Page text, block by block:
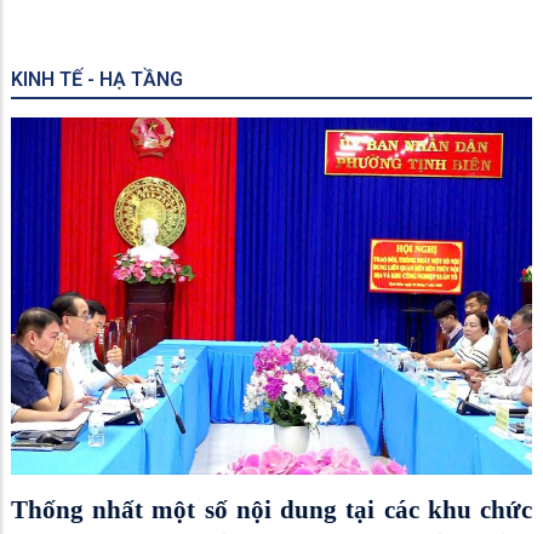
KINH TẾ - HẠ TẦNG
Thống nhất một số nội dung tại các khu chức